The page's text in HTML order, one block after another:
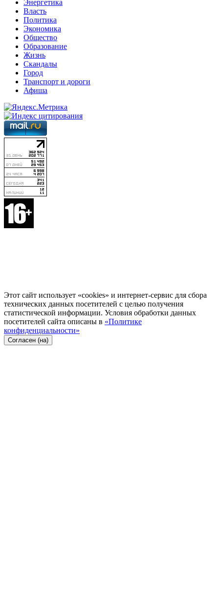
Энергетика
Власть
Политика
Экономика
Общество
Образование
Жизнь
Скандалы
Город
Транспорт и дороги
Афиша
Этот сайт использует «cookies» и интернет-сервис для сбора
технических данных посетителей с целью получения
статистической информации. Условия обработки данных
посетителей сайта описаны в «Политике
конфиденциальности»
Согласен (на)